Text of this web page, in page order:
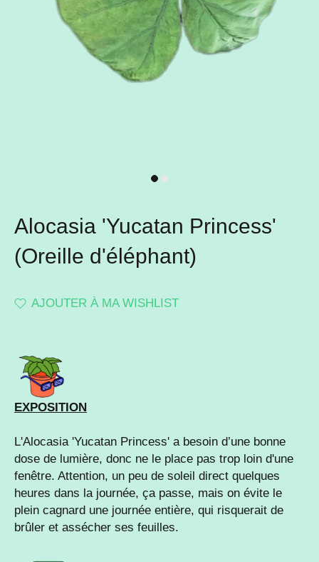
Alocasia 'Yucatan Princess'
(Oreille d'éléphant)
AJOUTER À MA WISHLIST
EXPOSITION
L'Alocasia 'Yucatan Princess' a besoin d’une bonne
dose de lumière, donc ne le place pas trop loin d'une
fenêtre. Attention, un peu de soleil direct quelques
heures dans la journée, ça passe, mais on évite le
plein cagnard une journée entière, qui risquerait de
brûler et assécher ses feuilles.